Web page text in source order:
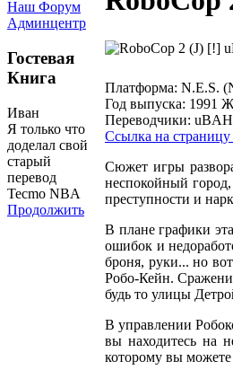
Наш Форум
Админцентр
Гостевая
Книга
Иван
Я только что
доделал свой
старый
перевод
Tecmo NBA
Продолжить
Платформа: N.E.S.
Год выпуска: 1991
Переводчики:
Ссылка на страницу
Сюжет игры
неспокойный
преступности и
В плане графики
ошибок и
броня, руки... но
Робо-Кейн.
будь то улицы
В управлении
вы находитесь на
которому вы можете